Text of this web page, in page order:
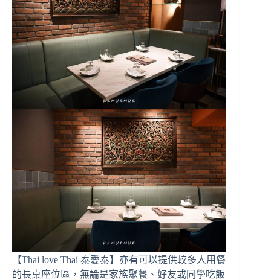
【Thai love Thai 泰愛泰】亦有可以提供較多人用餐
的長桌座位區，無論是家族聚餐、好友或同學吃飯